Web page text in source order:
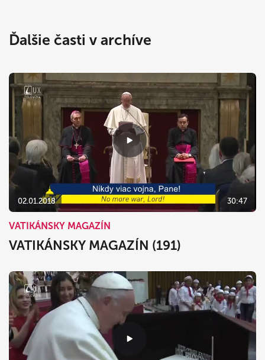
Ďalšie časti v archíve
02.01.2018 30:47
VATIKÁNSKY MAGAZÍN
VATIKÁNSKY MAGAZÍN (191)